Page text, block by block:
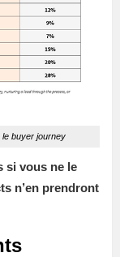
buyer journey
si vous ne le
n’en prendront